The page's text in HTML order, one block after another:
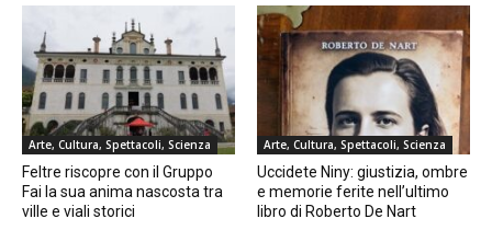
Arte, Cultura, Spettacoli, Scienza
Feltre riscopre con il Gruppo
Fai la sua anima nascosta tra
ville e viali storici
Arte, Cultura, Spettacoli, Scienza
Uccidete Niny: giustizia, ombre
e memorie ferite nell’ultimo
libro di Roberto De Nart